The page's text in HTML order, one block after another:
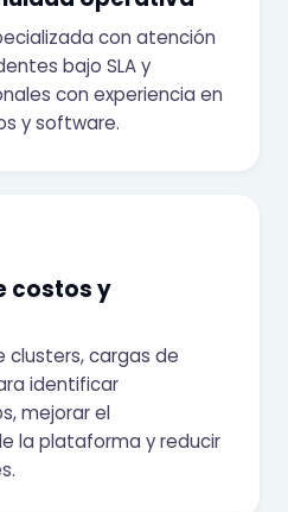
con atención
bajo SLA y
con experiencia en
y software.
costos y
clusters, cargas de
identificar
mejorar el
la plataforma y reducir